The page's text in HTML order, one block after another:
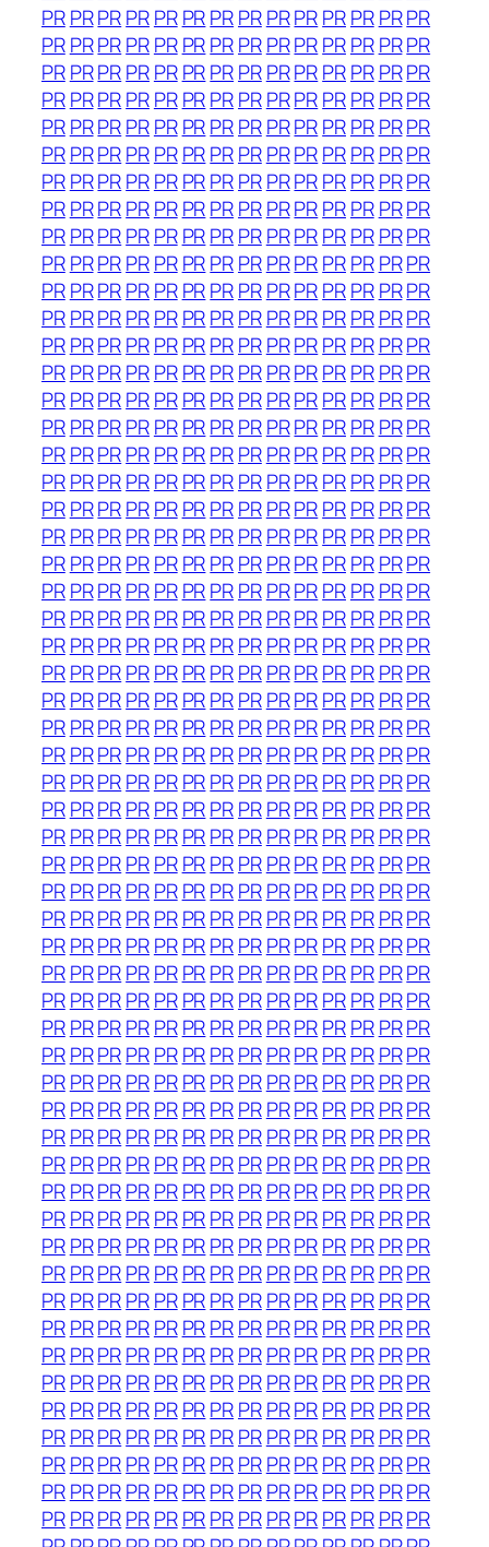
PRPRPRPRPR PRPRPRPRPRPRPR PRPR
PRPRPRPRPR PRPRPRPRPRPRPR PRPR
PRPRPRPRPR PRPRPRPRPRPRPR PRPR
PRPRPRPRPR PRPRPRPRPRPRPR PRPR
PRPRPRPRPR PRPRPRPRPRPRPR PRPR
PRPRPRPRPR PRPRPRPRPRPRPR PRPR
PRPRPRPRPR PRPRPRPRPRPRPR PRPR
PRPRPRPRPR PRPRPRPRPRPRPR PRPR
PRPRPRPRPR PRPRPRPRPRPRPR PRPR
PRPRPRPRPR PRPRPRPRPRPRPR PRPR
PRPRPRPRPR PRPRPRPRPRPRPR PRPR
PRPRPRPRPR PRPRPRPRPRPRPR PRPR
PRPRPRPRPR PRPRPRPRPRPRPR PRPR
PRPRPRPRPR PRPRPRPRPRPRPR PRPR
PRPRPRPRPR PRPRPRPRPRPRPR PRPR
PRPRPRPRPR PRPRPRPRPRPRPR PRPR
PRPRPRPRPR PRPRPRPRPRPRPR PRPR
PRPRPRPRPR PRPRPRPRPRPRPR PRPR
PRPRPRPRPR PRPRPRPRPRPRPR PRPR
PRPRPRPRPR PRPRPRPRPRPRPR PRPR
PRPRPRPRPR PRPRPRPRPRPRPR PRPR
PRPRPRPRPR PRPRPRPRPRPRPR PRPR
PRPRPRPRPR PRPRPRPRPRPRPR PRPR
PRPRPRPRPR PRPRPRPRPRPRPR PRPR
PRPRPRPRPR PRPRPRPRPRPRPR PRPR
PRPRPRPRPR PRPRPRPRPRPRPR PRPR
PRPRPRPRPR PRPRPRPRPRPRPR PRPR
PRPRPRPRPR PRPRPRPRPRPRPR PRPR
PRPRPRPRPR PRPRPRPRPRPRPR PRPR
PRPRPRPRPR PRPRPRPRPRPRPR PRPR
PRPRPRPRPR PRPRPRPRPRPRPR PRPR
PRPRPRPRPR PRPRPRPRPRPRPR PRPR
PRPRPRPRPR PRPRPRPRPRPRPR PRPR
PRPRPRPRPR PRPRPRPRPRPRPR PRPR
PRPRPRPRPR PRPRPRPRPRPRPR PRPR
PRPRPRPRPR PRPRPRPRPRPRPR PRPR
PRPRPRPRPR PRPRPRPRPRPRPR PRPR
PRPRPRPRPR PRPRPRPRPRPRPR PRPR
PRPRPRPRPR PRPRPRPRPRPRPR PRPR
PRPRPRPRPR PRPRPRPRPRPRPR PRPR
PRPRPRPRPR PRPRPRPRPRPRPR PRPR
PRPRPRPRPR PRPRPRPRPRPRPR PRPR
PRPRPRPRPR PRPRPRPRPRPRPR PRPR
PRPRPRPRPR PRPRPRPRPRPRPR PRPR
PRPRPRPRPR PRPRPRPRPRPRPR PRPR
PRPRPRPRPR PRPRPRPRPRPRPR PRPR
PRPRPRPRPR PRPRPRPRPRPRPR PRPR
PRPRPRPRPR PRPRPRPRPRPRPR PRPR
PRPRPRPRPR PRPRPRPRPRPRPR PRPR
PRPRPRPRPR PRPRPRPRPRPRPR PRPR
PRPRPRPRPR PRPRPRPRPRPRPR PRPR
PRPRPRPRPR PRPRPRPRPRPRPR PRPR
PRPRPRPRPR PRPRPRPRPRPRPR PRPR
PRPRPRPRPR PRPRPRPRPRPRPR PRPR
PRPRPRPRPR PRPRPRPRPRPRPR PRPR
PRPRPRPRPR PRPRPRPRPRPRPR PRPR